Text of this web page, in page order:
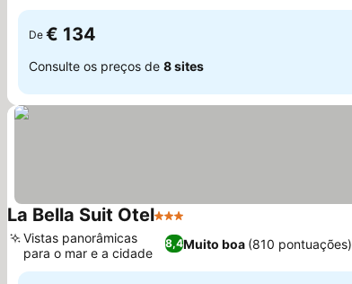
De € 134
Consulte os preços de 8 sites
La Bella Suit Otel3 Estrelas
8,4Muito boa (810 pontuações)
Vistas panorâmicas
para o mar e a cidade